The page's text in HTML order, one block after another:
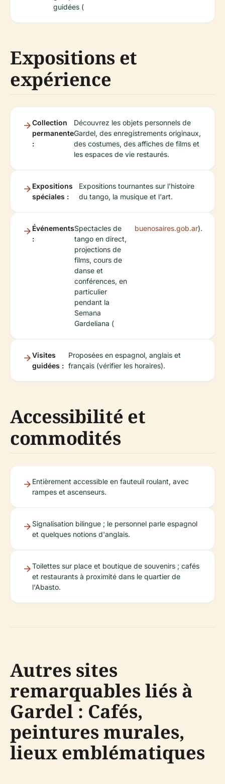
guidées (
Expositions et
expérience
Collection
permanente
:
Découvrez les objets personnels de
Gardel, des enregistrements originaux,
des costumes, des affiches de films et
les espaces de vie restaurés.
Expositions
spéciales :
Expositions tournantes sur l'histoire
du tango, la musique et l'art.
Événements
:
Spectacles de
tango en direct,
projections de
films, cours de
danse et
conférences, en
particulier
pendant la
Semana
Gardeliana (
buenosaires.gob.ar).
Visites
guidées :
Proposées en espagnol, anglais et
français (vérifier les horaires).
Accessibilité et
commodités
Entièrement accessible en fauteuil roulant, avec
rampes et ascenseurs.
Signalisation bilingue ; le personnel parle espagnol
et quelques notions d'anglais.
Toilettes sur place et boutique de souvenirs ; cafés
et restaurants à proximité dans le quartier de
l'Abasto.
Autres sites
remarquables liés à
Gardel : Cafés,
peintures murales,
lieux emblématiques